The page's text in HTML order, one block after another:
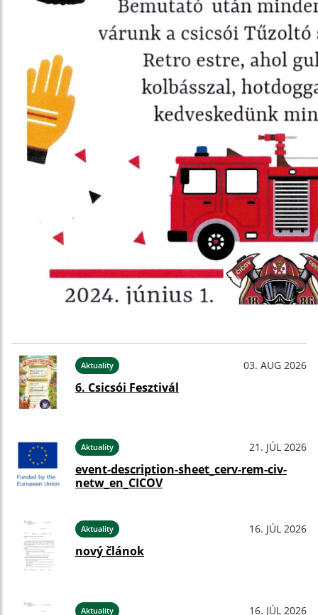
Aktuality 03. AUG 2026
6. Csicsói Fesztivál
Aktuality 21. JÚL 2026
event-description-sheet_cerv-rem-civ-
netw_en_CICOV
Aktuality 16. JÚL 2026
nový článok
Aktuality 16. JÚL 2026